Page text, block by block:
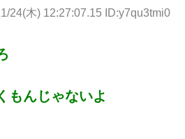
24(木) 12:27:07.15 ID:y7qu3tmi0
もんじゃないよ